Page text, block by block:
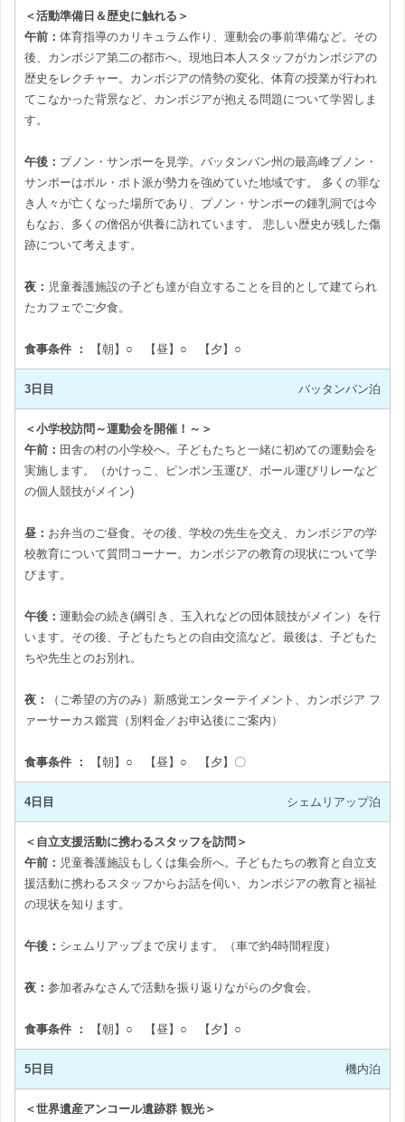
＜活動準備日＆歴史に触れる＞
午前： 体育指導のカリキュラム作り、運動会の事前準備など。その
後、カンボジア第二の都市へ。現地日本人スタッフがカンボジアの
歴史をレクチャー。カンボジアの情勢の変化、体育の授業が行われ
てこなかった背景など、カンボジアが抱える問題について学習しま
す。
午後： プノン・サンポーを見学。バッタンバン州の最高峰プノン・
サンポーはポル・ポト派が勢力を強めていた地域です。 多くの罪な
き人々が亡くなった場所であり、プノン・サンポーの鍾乳洞では今
もなお、多くの僧侶が供養に訪れています。 悲しい歴史が残した傷
跡について考えます。
夜： 児童養護施設の子ども達が自立することを目的として建てられ
たカフェでご夕食。
食事条件 ： 【朝】○ 【昼】○ 【夕】○
3日目 バッタンバン泊
＜小学校訪問～運動会を開催！～＞
午前： 田舎の村の小学校へ。子どもたちと一緒に初めての運動会を
実施します。（かけっこ、ピンポン玉運び、ボール運びリレーなど
の個人競技がメイン)
昼： お弁当のご昼食。その後、学校の先生を交え、カンボジアの学
校教育について質問コーナー。カンボジアの教育の現状について学
びます。
午後： 運動会の続き(綱引き、玉入れなどの団体競技がメイン）を行
います。その後、子どもたちとの自由交流など。最後は、子どもた
ちや先生とのお別れ。
夜：
（ご希望の方のみ）新感覚エンターテイメント、カンボジア フ
ァーサーカス鑑賞（別料金／お申込後にご案内）
食事条件 ： 【朝】○ 【昼】○ 【夕】〇
4日目 シェムリアップ泊
＜自立支援活動に携わるスタッフを訪問＞
午前： 児童養護施設もしくは集会所へ。子どもたちの教育と自立支
援活動に携わるスタッフからお話を伺い、カンボジアの教育と福祉
の現状を知ります。
午後： シェムリアップまで戻ります。（車で約4時間程度）
夜： 参加者みなさんで活動を振り返りながらの夕食会。
食事条件 ： 【朝】○ 【昼】○ 【夕】○
5日目 機内泊
＜世界遺産アンコール遺跡群 観光＞